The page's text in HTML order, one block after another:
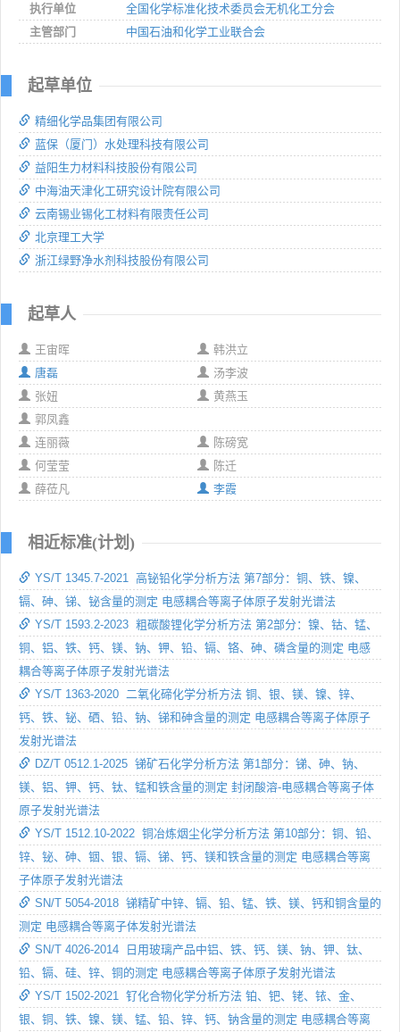
执行单位
全国化学标准化技术委员会无机化工分会
主管部门
中国石油和化学工业联合会
起草单位
精细化学品集团有限公司
蓝保（厦门）水处理科技有限公司
益阳生力材料科技股份有限公司
中海油天津化工研究设计院有限公司
云南锡业锡化工材料有限责任公司
北京理工大学
浙江绿野净水剂科技股份有限公司
起草人
王宙晖
韩洪立
唐磊
汤李波
张妞
黄燕玉
郭凤鑫
连丽薇
陈磅宽
何莹莹
陈迁
薛莅凡
李霞
相近标准(计划)
YS/T 1345.7-2021 高铋铅化学分析方法 第7部分：铜、铁、镍、
镉、砷、锑、铋含量的测定 电感耦合等离子体原子发射光谱法
YS/T 1593.2-2023 粗碳酸锂化学分析方法 第2部分：镍、钴、锰、
铜、铝、铁、钙、镁、钠、钾、铅、镉、铬、砷、磷含量的测定 电感
耦合等离子体原子发射光谱法
YS/T 1363-2020 二氧化碲化学分析方法 铜、银、镁、镍、锌、
钙、铁、铋、硒、铅、钠、锑和砷含量的测定 电感耦合等离子体原子
发射光谱法
DZ/T 0512.1-2025 锑矿石化学分析方法 第1部分：锑、砷、钠、
镁、铝、钾、钙、钛、锰和铁含量的测定 封闭酸溶-电感耦合等离子体
原子发射光谱法
YS/T 1512.10-2022 铜冶炼烟尘化学分析方法 第10部分：铜、铅、
锌、铋、砷、铟、银、镉、锑、钙、镁和铁含量的测定 电感耦合等离
子体原子发射光谱法
SN/T 5054-2018 锑精矿中锌、镉、铅、锰、铁、镁、钙和铜含量的
测定 电感耦合等离子体发射光谱法
SN/T 4026-2014 日用玻璃产品中铝、铁、钙、镁、钠、钾、钛、
铅、镉、硅、锌、铜的测定 电感耦合等离子体原子发射光谱法
YS/T 1502-2021 钌化合物化学分析方法 铂、钯、铑、铱、金、
银、铜、铁、镍、镁、锰、铅、锌、钙、钠含量的测定 电感耦合等离